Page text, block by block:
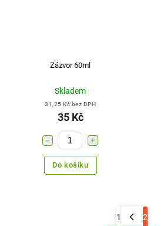
Zázvor 60ml
Skladem
31,25 Kč bez DPH
35 Kč
+
−
Do košíku
1 2